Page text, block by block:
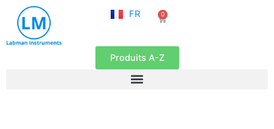
contenu
FR
EN
0
Panier
Produits A-Z